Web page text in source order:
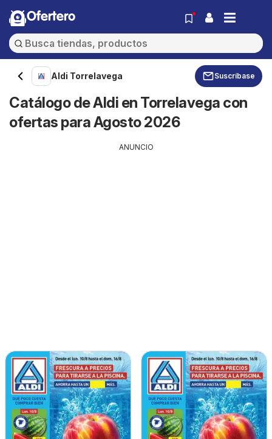
Ofertero
Aldi Torrelavega Suscríbase
Catálogo de Aldi en Torrelavega con
ofertas para Agosto 2026
ANUNCIO